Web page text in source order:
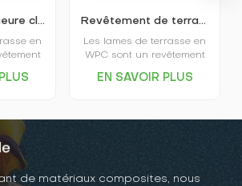
Terrasse extérieure classique creuse en composite bois-plastique K25-150
en
une
un
main-
Revêtement de terrasse extérieur WPC à pores carrés K25-150
Les lames de terrasse en
WPC sont un revêtement
d'excellentes
soignée et bien d'autres
EN SAVOIR PLUS
de matériaux composites, nous